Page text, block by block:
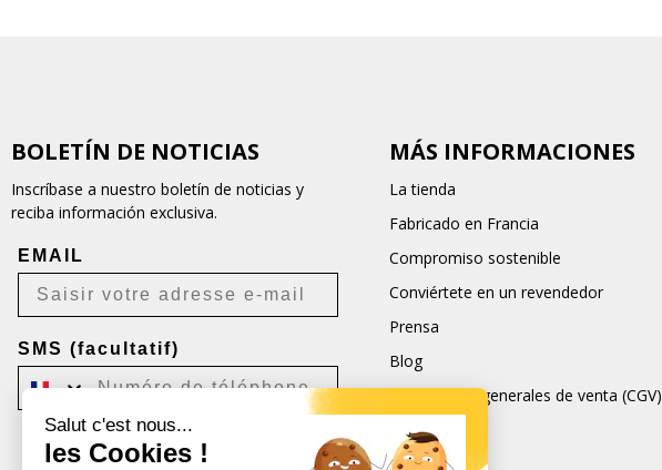
BOLETÍN DE NOTICIAS
Inscríbase a nuestro boletín de noticias y
reciba información exclusiva.
EMAIL
SMS (facultatif)
Je m'inscris
MÁS INFORMACIONES
La tienda
Fabricado en Francia
Compromiso sostenible
Conviértete en un revendedor
Prensa
Blog
Condiciones generales de venta (CGV)
CGU
Salut c'est nous...
les Cookies !